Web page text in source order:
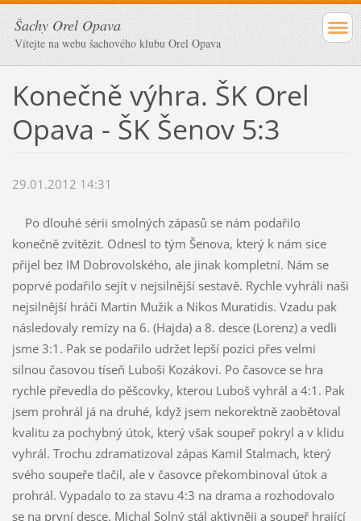
Šachy Orel Opava
Vítejte na webu šachového klubu Orel Opava
Konečně výhra. ŠK Orel
Opava - ŠK Šenov 5:3
29.01.2012 14:31
Po dlouhé sérii smolných zápasů se nám podařilo
konečně zvítězit. Odnesl to tým Šenova, který k nám sice
přijel bez IM Dobrovolského, ale jinak kompletní. Nám se
poprvé podařilo sejít v nejsilnější sestavě. Rychle vyhráli naši
nejsilnější hráči Martin Mužik a Nikos Muratidis. Vzadu pak
následovaly remízy na 6. (Hajda) a 8. desce (Lorenz) a vedli
jsme 3:1. Pak se podařilo udržet lepší pozici přes velmi
silnou časovou tíseň Luboši Kozákovi. Po časovce se hra
rychle převedla do pěšcovky, kterou Luboš vyhrál a 4:1. Pak
jsem prohrál já na druhé, když jsem nekorektně zaobětoval
kvalitu za pochybný útok, který však soupeř pokryl a v klidu
vyhrál. Trochu zdramatizoval zápas Kamil Stalmach, který
svého soupeře tlačil, ale v časovce překombinoval útok a
prohrál. Vypadalo to za stavu 4:3 na drama a rozhodovalo
se na první desce. Michal Solný stál aktivněji a soupeř hrající